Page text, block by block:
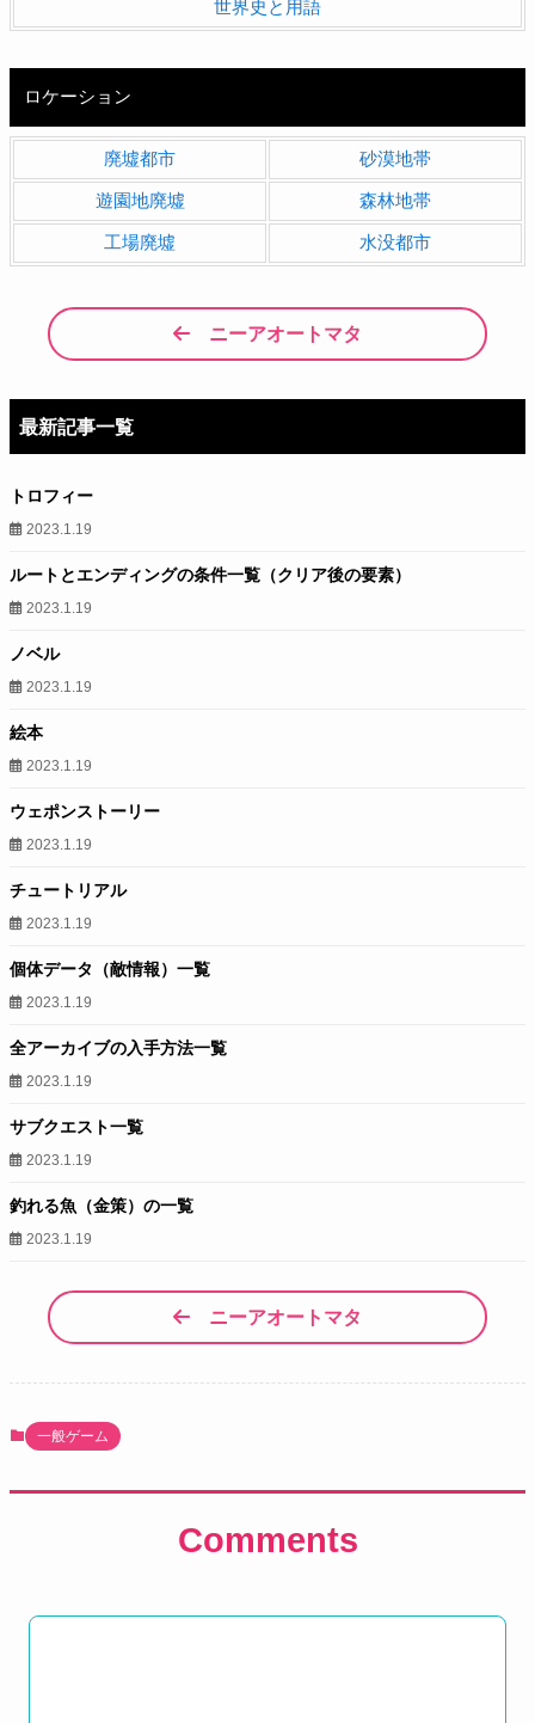
世界史と用語
ロケーション
廃墟都市 砂漠地帯
遊園地廃墟 森林地帯
工場廃墟 水没都市
ニーアオートマタ
最新記事一覧
トロフィー
2023.1.19
ルートとエンディングの条件一覧（クリア後の要素）
2023.1.19
ノベル
2023.1.19
絵本
2023.1.19
ウェポンストーリー
2023.1.19
チュートリアル
2023.1.19
個体データ（敵情報）一覧
2023.1.19
全アーカイブの入手方法一覧
2023.1.19
サブクエスト一覧
2023.1.19
釣れる魚（金策）の一覧
2023.1.19
ニーアオートマタ
一般ゲーム
Comments